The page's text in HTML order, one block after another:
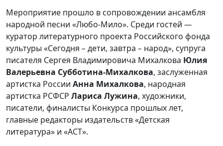
Мероприятие прошло в сопровождении ансамбля
народной песни «Любо-Мило». Среди гостей —
куратор литературного проекта Российского фонда
культуры «Сегодня – дети, завтра – народ», супруга
писателя Сергея Владимировича Михалкова Юлия
Валерьевна Субботина-Михалкова, заслуженная
артистка России Анна Михалкова, народная
артистка РСФСР Лариса Лужина, художники,
писатели, финалисты Конкурса прошлых лет,
главные редакторы издательств «Детская
литература» и «АСТ».